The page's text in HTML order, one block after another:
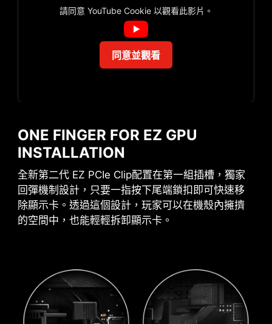
請同意 YouTube Cookie 以觀看此影片。
同意並觀看
ONE FINGER FOR EZ GPU
INSTALLATION
全新第二代 EZ PCIe Clip配置在第一組插槽，獨家
回彈機制設計，只要一指按下尾端鎖扣即可快速移
除顯示卡。透過這個設計，玩家可以在機殼內擁擠
的空間中，也能輕輕拆卸顯示卡。
防刮保護
ADDITIONAL ARGB
HEADER
ADDITIONAL FAN
HEADER
Displays the error code for
troubleshooting. Also functions as
temperature monitor!
慧的即時優化。 MSI Center 介面簡潔清楚，讓您輕
鬆訂義並管理電腦設定。例如: AI 引擎能根據您使用
的應用程式自動調整設定，確保流暢的效能表現。